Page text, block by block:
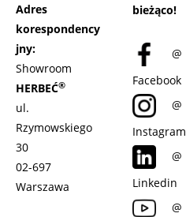
Adres
korespondency
jny:
Showroom
HERBEĆ®
ul.
Rzymowskiego
30
02-697
Warszawa
bieżąco!
@
Facebook
@
Instagram
@
Linkedin
@